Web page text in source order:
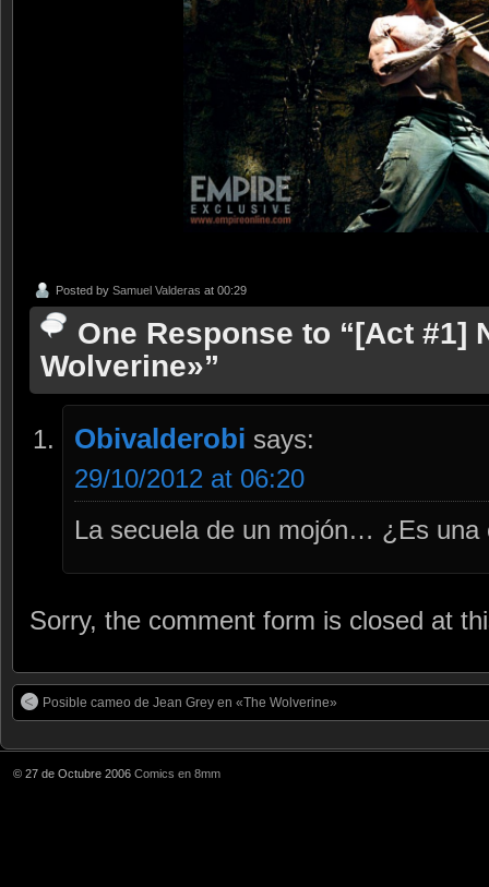
Posted by Samuel Valderas at 00:29
One Response to “[Act #1]
Wolverine»”
Obivalderobi says:
29/10/2012 at 06:20
La secuela de un mojón… ¿Es una
Sorry, the comment form is closed at
Posible cameo de Jean Grey en «The Wolverine»
© 27 de Octubre 2006 Comics en 8mm